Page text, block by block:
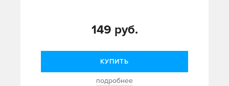
149 руб.
КУПИТЬ
подробнее